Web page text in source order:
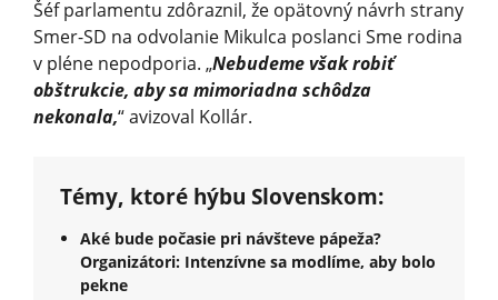
Šéf parlamentu zdôraznil, že opätovný návrh strany
Smer-SD na odvolanie Mikulca poslanci Sme rodina
v pléne nepodporia. „Nebudeme však robiť
obštrukcie, aby sa mimoriadna schôdza
nekonala,“ avizoval Kollár.
Témy, ktoré hýbu Slovenskom:
Aké bude počasie pri návšteve pápeža?
Organizátori: Intenzívne sa modlíme, aby bolo
pekne